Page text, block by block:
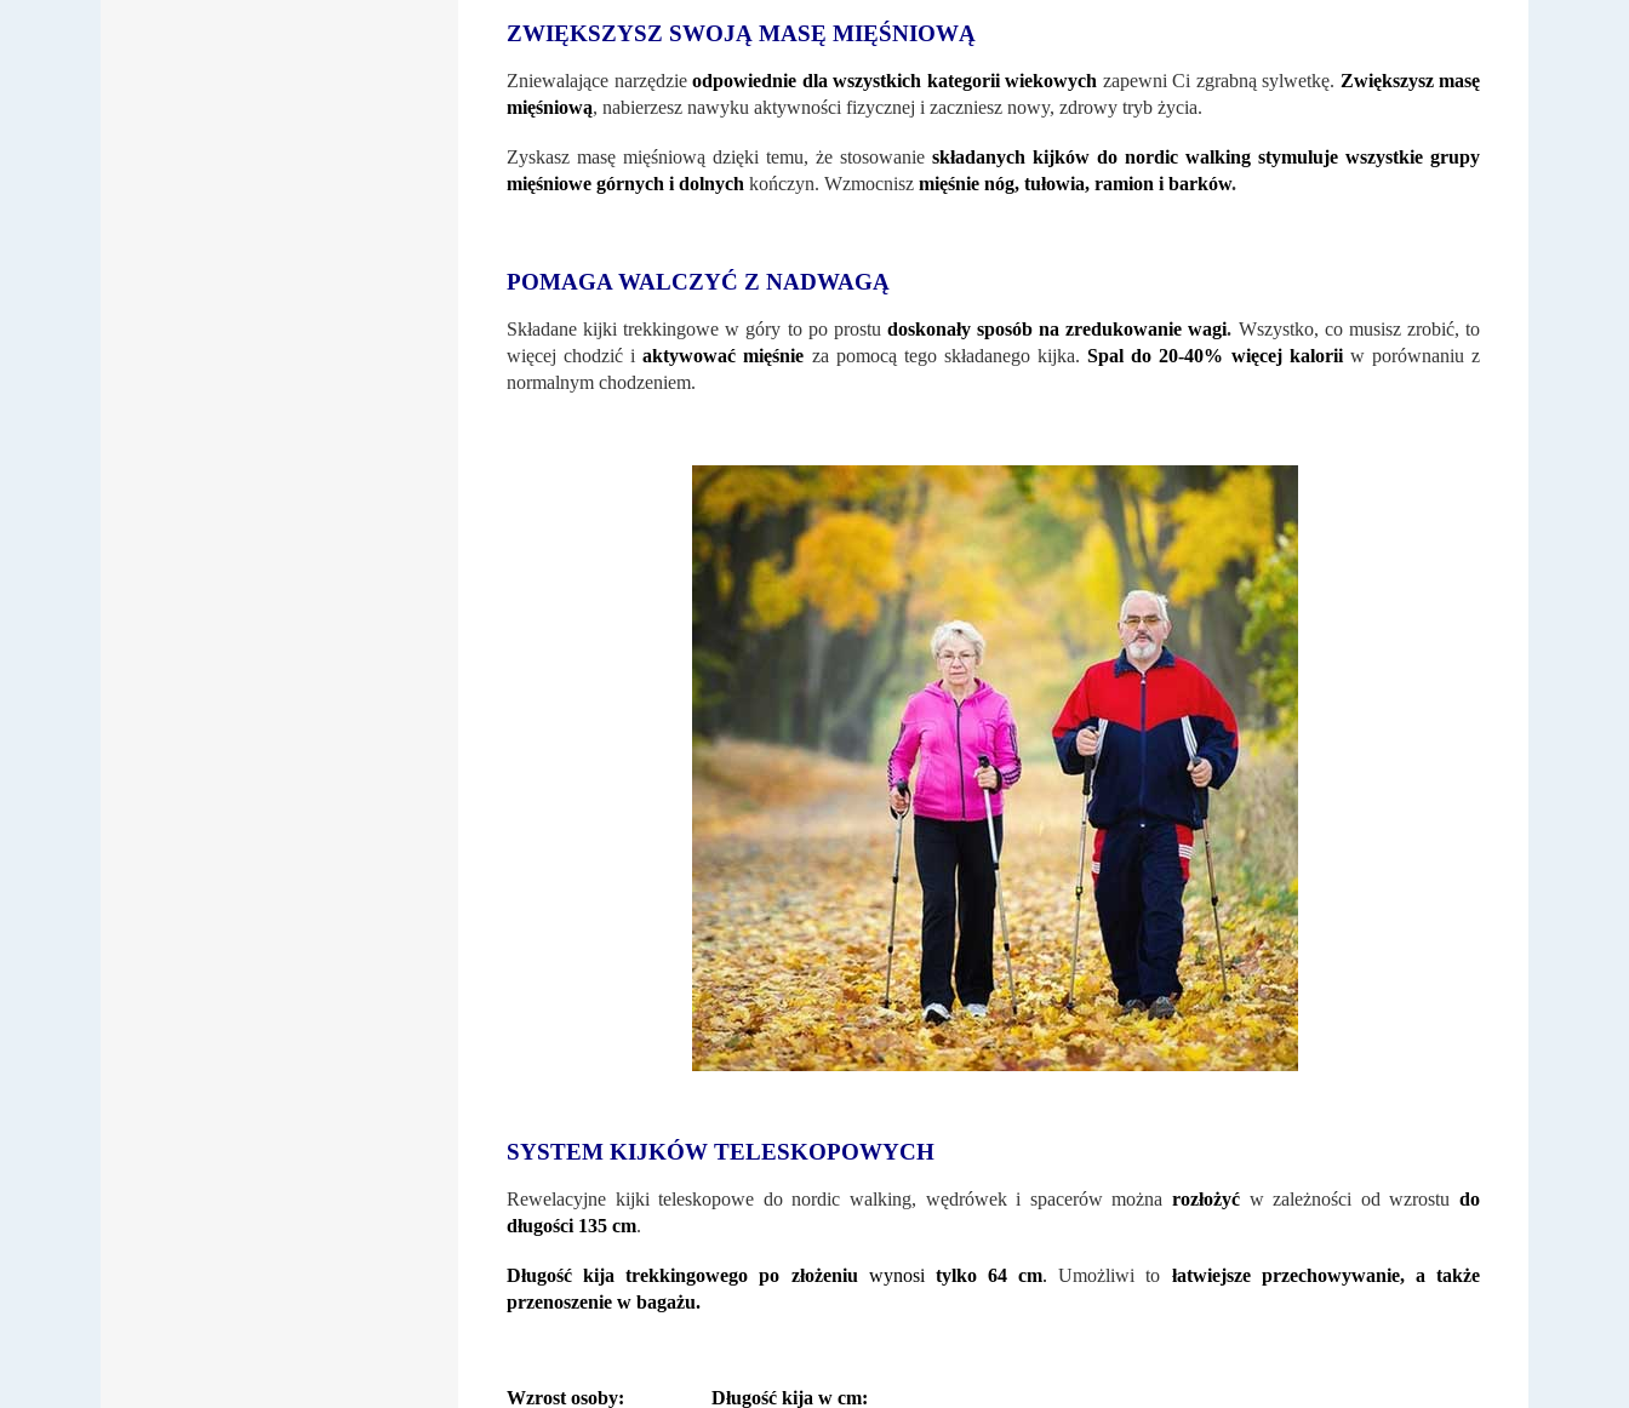
ZWIĘKSZYSZ SWOJĄ MASĘ MIĘŚNIOWĄ
Zniewalające narzędzie odpowiednie dla wszystkich kategorii wiekowych zapewni Ci zgrabną sylwetkę. Zwiększysz masę
mięśniową, nabierzesz nawyku aktywności fizycznej i zaczniesz nowy, zdrowy tryb życia.
Zyskasz masę mięśniową dzięki temu, że stosowanie składanych kijków do nordic walking stymuluje wszystkie grupy
mięśniowe górnych i dolnych kończyn. Wzmocnisz mięśnie nóg, tułowia, ramion i barków.
POMAGA WALCZYĆ Z NADWAGĄ
Składane kijki trekkingowe w góry to po prostu doskonały sposób na zredukowanie wagi. Wszystko, co musisz zrobić, to
więcej chodzić iaktywować mięśnie za pomocą tego składanego kijka.Spal do 20-40% więcej kalorii w porównaniu z
normalnym chodzeniem.
SYSTEM KIJKÓW TELESKOPOWYCH
Rewelacyjne kijki teleskopowe do nordic walking, wędrówek i spacerów można rozłożyć w zależności od wzrostudo
długości 135 cm.
Długość kija trekkingowego po złożeniu wynosi tylko 64 cm. Umożliwi to łatwiejsze przechowywanie, a także
przenoszenie w bagażu.
Wzrost osoby: Długość kija w cm: